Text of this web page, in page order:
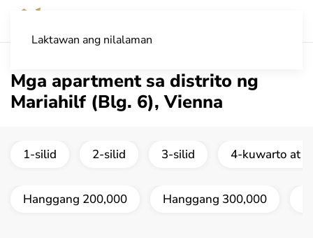
Laktawan ang nilalaman
Mga apartment sa distrito ng
Mariahilf (Blg. 6), Vienna
1-silid 2-silid 3-silid 4-kuwarto at
Hanggang 200,000 Hanggang 300,000